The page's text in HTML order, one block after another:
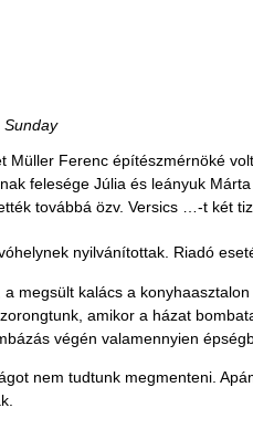
Sunday
Müller Ferenc építészmérnöké
felesége Júlia és leányuk
továbbá özv. Versics …-t két
nyilvánítottak. Riadó
megsült kalács a
amikor a házat
végén valamennyien
nem tudtunk megmenteni.